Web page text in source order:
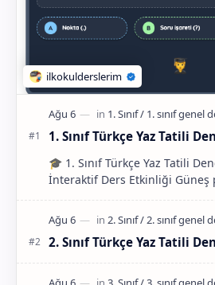
1. Sınıf Türkçe Yaz Tatili
🎓 1. Sınıf Türkçe Yaz Tatili
İnteraktif Ders
2. Sınıf Türkçe Yaz Tatili